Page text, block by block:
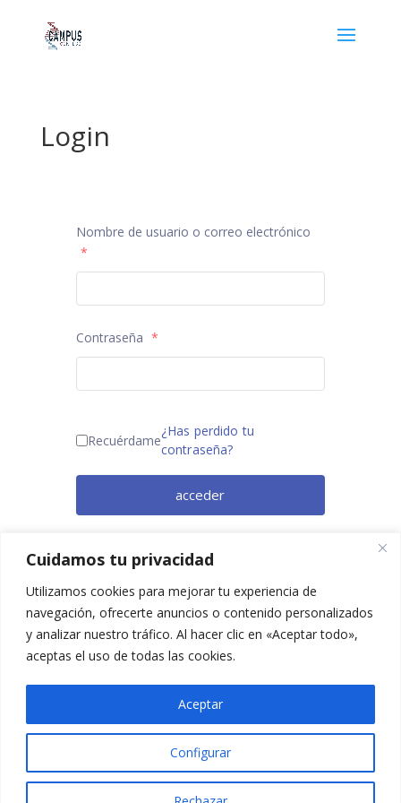
Cuidamos tu privacidad
Utilizamos cookies para mejorar tu experiencia de
navegación, ofrecerte anuncios o contenido personalizados
y analizar nuestro tráfico. Al hacer clic en «Aceptar todo»,
aceptas el uso de todas las cookies.
Configurar
Aceptar
Login
Nombre de usuario o correo electrónico
*
Contraseña *
Recuérdame
¿Has perdido tu
contraseña?
acceder
ahora.
2025 © Confesq |Política de cookies|Política de